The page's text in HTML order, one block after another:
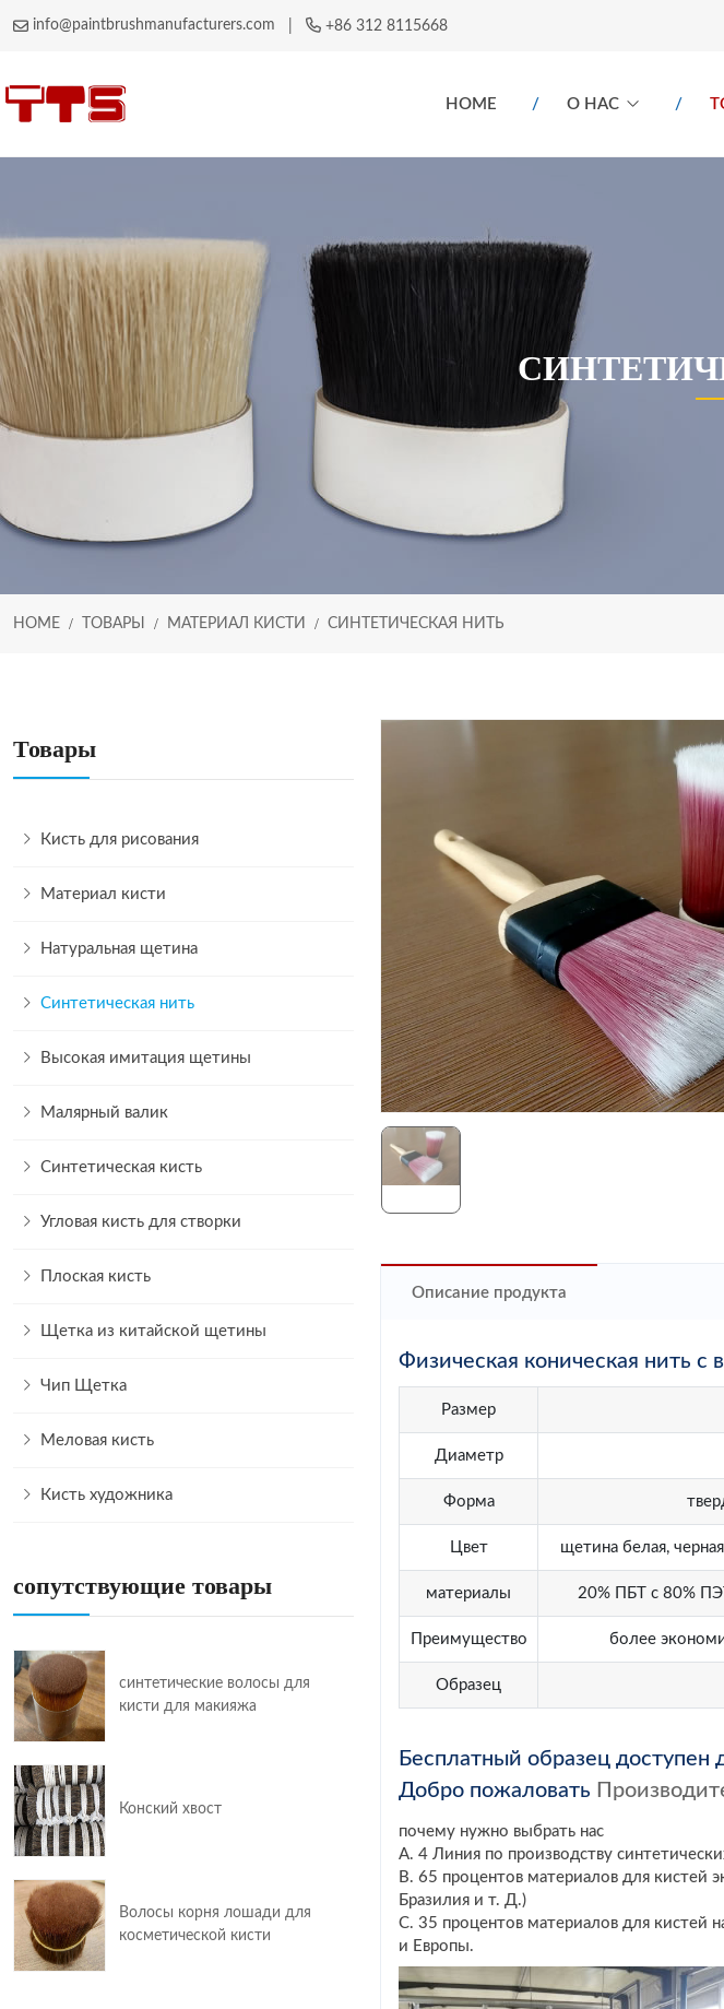
info@paintbrushmanufacturers.com +86 312 8115668
HOME О НАС
HOME ТОВАРЫ МАТЕРИАЛ КИСТИ СИНТЕТИЧЕСКАЯ НИТЬ
Описание продукта
Физическая коническая нить
Размер
Диаметр
Форма
Цвет щетина белая,
материалы 20% ПБТ с 80%
Преимущество более
Образец
Бесплатный образец доступен
Добро пожаловать
почему нужно выбрать нас
A. 4 Линия по производству
B. 65 процентов материалов для кистей
Бразилия и т. Д.)
C. 35 процентов материалов для кистей
и Европы.
Товары
Кисть для рисования
Материал кисти
Натуральная щетина
Синтетическая нить
Высокая имитация щетины
Малярный валик
Синтетическая кисть
Угловая кисть для створки
Плоская кисть
Щетка из китайской щетины
Чип Щетка
Меловая кисть
Кисть художника
сопутствующие товары
синтетические волосы для
кисти для макияжа
Конский хвост
Волосы корня лошади для
косметической кисти